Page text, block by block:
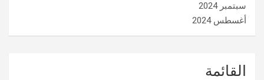
سبتمبر 2024
أغسطس 2024
القائمة